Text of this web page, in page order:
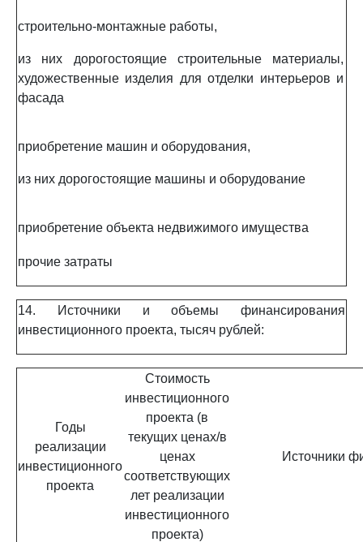
строительно-монтажные работы,
из них дорогостоящие строительные материалы,
художественные изделия для отделки интерьеров и
фасада
приобретение машин и оборудования,
из них дорогостоящие машины и оборудование
приобретение объекта недвижимого имущества
прочие затраты
14. Источники и объемы финансирования
инвестиционного проекта, тысяч рублей:
Годы
реализации
инвестиционного
проекта
Стоимость
инвестиционного
проекта (в
текущих ценах/в
ценах
соответствующих
лет реализации
инвестиционного
проекта)
Источники